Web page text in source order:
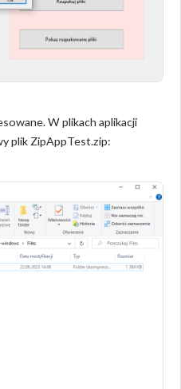
W plikach aplikacji
plik ZipAppTest.zip: